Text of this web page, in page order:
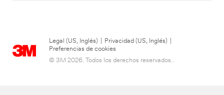
Legal (US, Inglés) Privacidad (US, Inglés)
Preferencias de cookies
© 3M 2026. Todos los derechos reservados..